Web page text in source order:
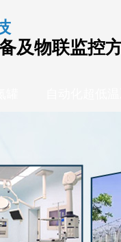
及物联监控